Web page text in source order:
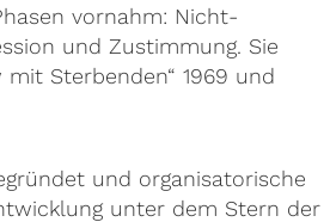
vornahm: Nicht-
und Zustimmung. Sie
Sterbenden“ 1969 und
und organisatorische
unter dem Stern der